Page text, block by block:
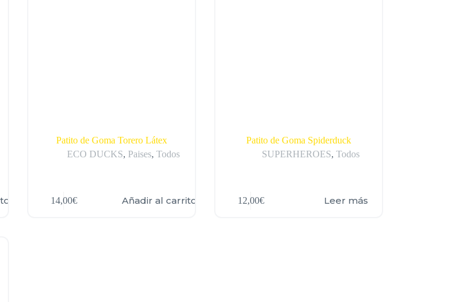
Patito de Goma Torero Látex
ECO DUCKS, Paises,Todos
14,00€ Añadir al carrito
Patito de Goma Spiderduck
SUPERHEROES, Todos
12,00€ Leer más